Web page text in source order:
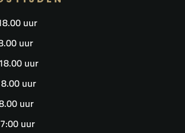
uur
uur
uur
uur
uur​
uur